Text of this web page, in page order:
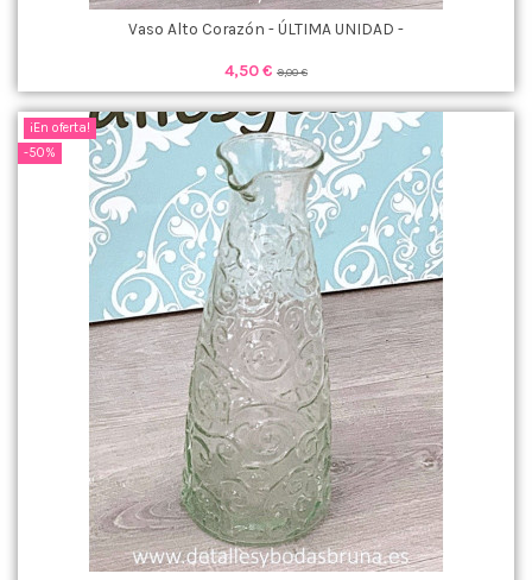
Vaso Alto Corazón - ÚLTIMA UNIDAD -
4,50 € 9,00 €
¡En oferta!
-50%